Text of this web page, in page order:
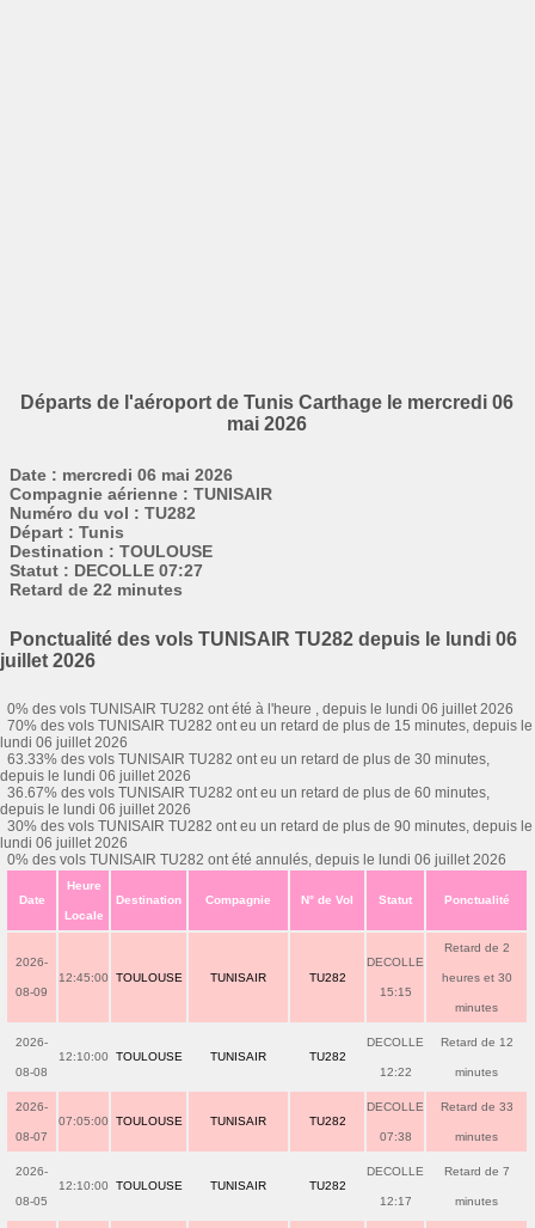
Départs de l'aéroport de Tunis Carthage le mercredi 06
mai 2026
Date : mercredi 06 mai 2026
Compagnie aérienne : TUNISAIR
Numéro du vol : TU282
Départ : Tunis
Destination : TOULOUSE
Statut : DECOLLE 07:27
Retard de 22 minutes
Ponctualité des vols TUNISAIR TU282 depuis le lundi 06
juillet 2026
0% des vols TUNISAIR TU282 ont été à l'heure , depuis le lundi 06 juillet 2026
70% des vols TUNISAIR TU282 ont eu un retard de plus de 15 minutes, depuis le
lundi 06 juillet 2026
63.33% des vols TUNISAIR TU282 ont eu un retard de plus de 30 minutes,
depuis le lundi 06 juillet 2026
36.67% des vols TUNISAIR TU282 ont eu un retard de plus de 60 minutes,
depuis le lundi 06 juillet 2026
30% des vols TUNISAIR TU282 ont eu un retard de plus de 90 minutes, depuis le
lundi 06 juillet 2026
0% des vols TUNISAIR TU282 ont été annulés, depuis le lundi 06 juillet 2026
Date
Heure
Locale
Destination Compagnie N° de Vol Statut Ponctualité
2026-
08-09
12:45:00 TOULOUSE TUNISAIR TU282
DECOLLE
15:15
Retard de 2
heures et 30
minutes
2026-
08-08
12:10:00 TOULOUSE TUNISAIR TU282
DECOLLE
12:22
Retard de 12
minutes
2026-
08-07
07:05:00 TOULOUSE TUNISAIR TU282
DECOLLE
07:38
Retard de 33
minutes
2026-
08-05
12:10:00 TOULOUSE TUNISAIR TU282
DECOLLE
12:17
Retard de 7
minutes